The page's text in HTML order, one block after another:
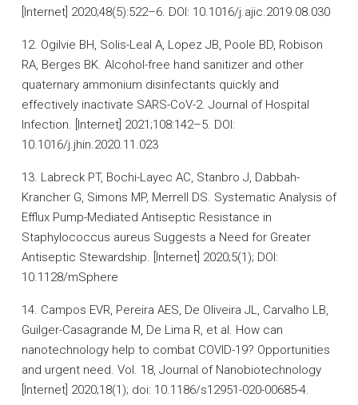
[Internet] 2020;48(5):522–6. DOI: 10.1016/j.ajic.2019.08.030
12. Ogilvie BH, Solis-Leal A, Lopez JB, Poole BD, Robison
RA, Berges BK. Alcohol-free hand sanitizer and other
quaternary ammonium disinfectants quickly and
effectively inactivate SARS-CoV-2. Journal of Hospital
Infection. [Internet] 2021;108:142–5. DOI:
10.1016/j.jhin.2020.11.023
13. Labreck PT, Bochi-Layec AC, Stanbro J, Dabbah-
Krancher G, Simons MP, Merrell DS. Systematic Analysis of
Efflux Pump-Mediated Antiseptic Resistance in
Staphylococcus aureus Suggests a Need for Greater
Antiseptic Stewardship. [Internet] 2020;5(1); DOI:
10.1128/mSphere
14. Campos EVR, Pereira AES, De Oliveira JL, Carvalho LB,
Guilger-Casagrande M, De Lima R, et al. How can
nanotechnology help to combat COVID-19? Opportunities
and urgent need. Vol. 18, Journal of Nanobiotechnology
[Internet] 2020;18(1); doi: 10.1186/s12951-020-00685-4.